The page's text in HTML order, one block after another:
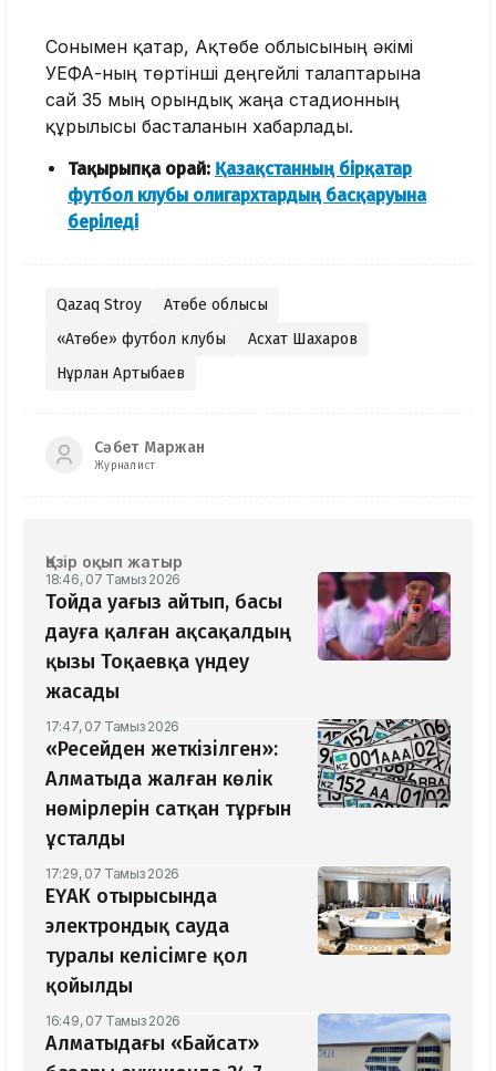
Сонымен қатар, Ақтөбе облысының әкімі
УЕФА-ның төртінші деңгейлі талаптарына
сай 35 мың орындық жаңа стадионның
құрылысы басталғанын хабарлады.
Тақырыпқа орай: Қазақстанның бірқатар
футбол клубы олигархтардың басқаруына
беріледі
Qazaq Stroy
Ақтөбе облысы
«Ақтөбе» футбол клубы
Асхат Шахаров
Нұрлан Артықбаев
Сәбет Маржан
Журналист
Қазір оқып жатыр
18:46, 07 Тамыз 2026
Тойда уағыз айтып, басы
дауға қалған ақсақалдың
қызы Тоқаевқа үндеу
жасады
17:47, 07 Тамыз 2026
«Ресейден жеткізілген»:
Алматыда жалған көлік
нөмірлерін сатқан тұрғын
ұсталды
17:29, 07 Тамыз 2026
ЕҮАК отырысында
электрондық сауда
туралы келісімге қол
қойылды
16:49, 07 Тамыз 2026
Алматыдағы «Байсат»